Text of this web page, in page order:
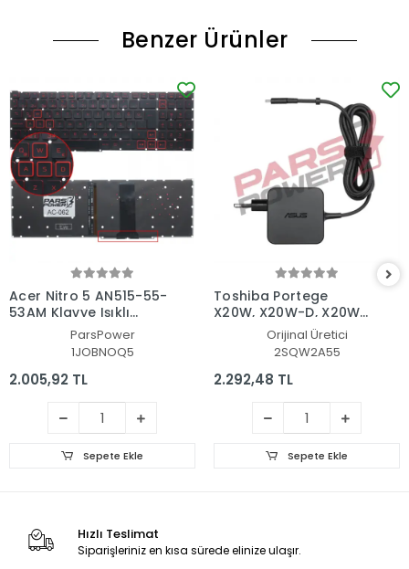
Benzer Ürünler
Acer Nitro 5 AN515-55-
53AM Klavye Işıklı
(Siyah TR)ParsPower
1JOBNOQ5
2.005,92 TL
Sepete Ekle
Toshiba Portege
X20W, X20W-D, X20W-
E Adaptör Şarj Aleti-
Orijinal Üretici
2SQW2A55
2.292,48 TL
Sepete Ekle
Hızlı Teslimat
Siparişleriniz en kısa sürede elinize ulaşır.